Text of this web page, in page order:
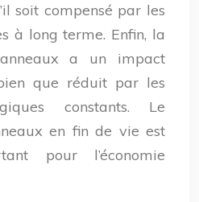
soit compensé par les
à long terme. Enfin, la
a un impact
que réduit par les
constants. Le
en fin de vie est
pour l’économie